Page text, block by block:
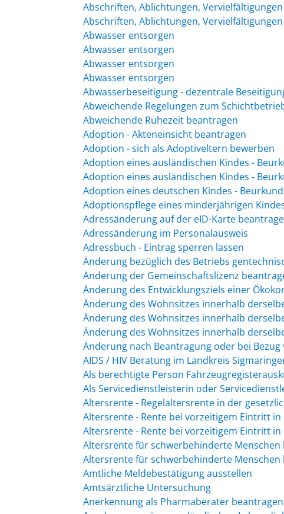
Abschriften, Ablichtungen,
Abschriften, Ablichtungen,
Abwasser entsorgen
Abwasser entsorgen
Abwasser entsorgen
Abwasser entsorgen
Abwasserbeseitigung - dezentrale
Abweichende Regelungen zum
Abweichende Ruhezeit beantragen
Adoption - Akteneinsicht beantragen
Adoption - sich als Adoptiveltern bewerben
Adoption eines ausländischen Kindes -
Adoption eines ausländischen Kindes -
Adoption eines deutschen Kindes -
Adoptionspflege eines minderjährigen
Adressänderung auf der eID-Karte
Adressänderung im Personalausweis
Adressbuch - Eintrag sperren lassen
Änderung bezüglich des Betriebs
Änderung der Gemeinschaftslizenz
Änderung des Entwicklungsziels einer
Änderung des Wohnsitzes innerhalb
Änderung des Wohnsitzes innerhalb
Änderung des Wohnsitzes innerhalb
Änderung nach Beantragung oder bei
AIDS / HIV Beratung im Landkreis
Als berechtigte Person
Als Servicedienstleisterin oder
Altersrente - Regelaltersrente in der
Altersrente - Rente bei vorzeitigem Eintritt
Altersrente - Rente bei vorzeitigem Eintritt
Altersrente für schwerbehinderte Menschen
Altersrente für schwerbehinderte Menschen
Amtliche Meldebestätigung ausstellen
Amtsärztliche Untersuchung
Anerkennung als Pharmaberater beantragen